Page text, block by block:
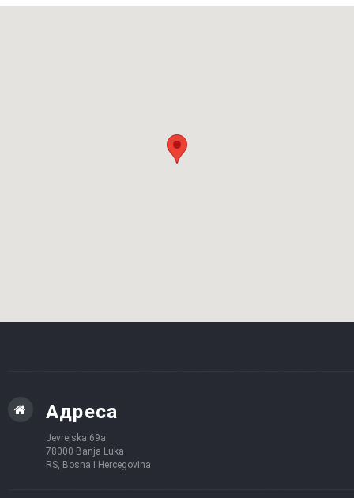
Адреса
Jevrejska 69a
78000 Banja Luka
RS, Bosna i Hercegovina